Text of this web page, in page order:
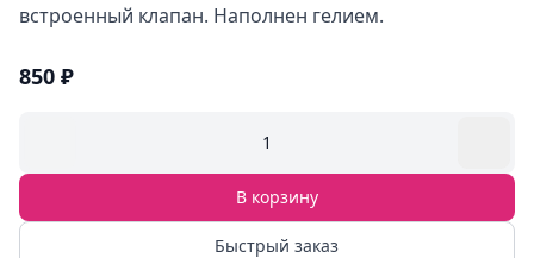
встроенный клапан. Наполнен гелием.
850 ₽
1
В корзину
Быстрый заказ